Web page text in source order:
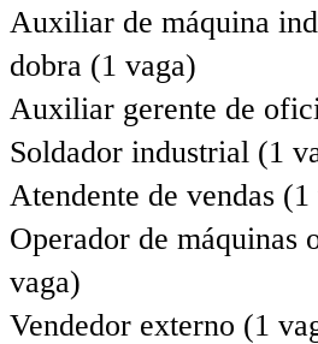
Auxiliar de máquina
dobra (1 vaga)
Auxiliar gerente de
Soldador industrial (1
Atendente de vendas (1
Operador de máquinas
vaga)
Vendedor externo (1